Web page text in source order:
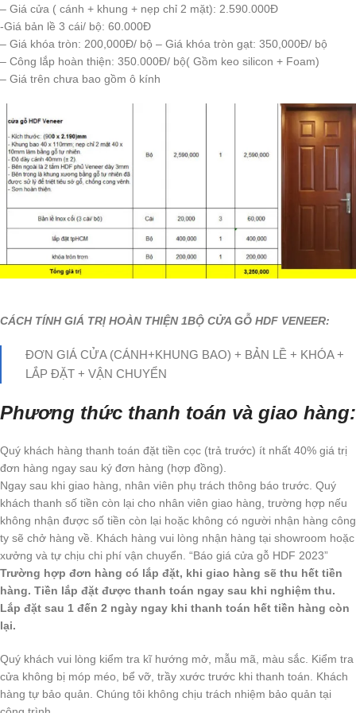
– Giá cửa ( cánh + khung + nẹp chỉ 2 mặt): 2.590.000Đ
-Giá bản lề 3 cái/ bộ: 60.000Đ
– Giá khóa tròn: 200,000Đ/ bộ – Giá khóa tròn gạt: 350,000Đ/ bộ
– Công lắp hoàn thiện: 350.000Đ/ bộ( Gồm keo silicon + Foam)
– Giá trên chưa bao gồm ô kính
CÁCH TÍNH GIÁ TRỊ HOÀN THIỆN 1BỘ CỬA GỖ HDF VENEER:
ĐƠN GIÁ CỬA (CÁNH+KHUNG BAO) + BẢN LỀ + KHÓA +
LẮP ĐẶT + VẬN CHUYỂN
Phương thức thanh toán và giao hàng:
Quý khách hàng thanh toán đặt tiền cọc (trả trước) ít nhất 40% giá trị
đơn hàng ngay sau ký đơn hàng (hợp đồng).
Ngay sau khi giao hàng, nhân viên phụ trách thông báo trước. Quý
khách thanh số tiền còn lại cho nhân viên giao hàng, trường hợp nếu
không nhận được số tiền còn lại hoặc không có người nhận hàng công
ty sẽ chở hàng về. Khách hàng vui lòng nhận hàng tại showroom hoặc
xưởng và tự chịu chi phí vận chuyển. “Báo giá cửa gỗ HDF 2023”
Trường hợp đơn hàng có lắp đặt, khi giao hàng sẽ thu hết tiền
hàng. Tiền lắp đặt được thanh toán ngay sau khi nghiệm thu.
Lắp đặt sau 1 đến 2 ngày ngay khi thanh toán hết tiền hàng còn
lại.
Quý khách vui lòng kiểm tra kĩ hướng mở, mẫu mã, màu sắc. Kiểm tra
cửa không bị móp méo, bể vỡ, trầy xước trước khi thanh toán. Khách
hàng tự bảo quản. Chúng tôi không chịu trách nhiệm bảo quản tại